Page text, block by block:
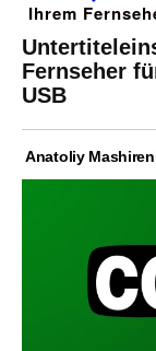
Ihrem
Fernseher
USB
Anatoliy